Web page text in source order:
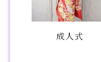
成人式